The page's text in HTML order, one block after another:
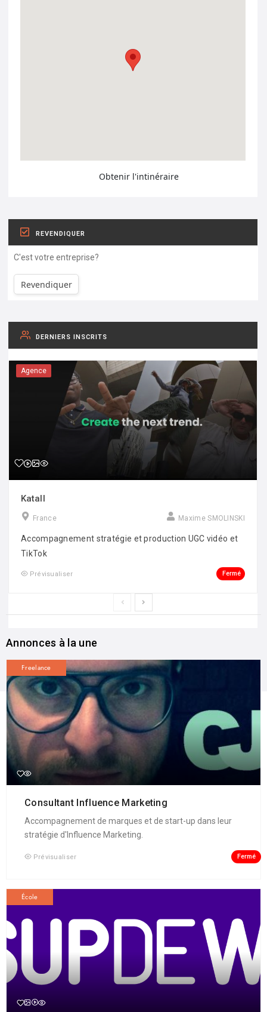
Obtenir l'intinéraire
REVENDIQUER
C'est votre entreprise?
Revendiquer
DERNIERS INSCRITS
Agence
Katall
France Maxime SMOLINSKI
Accompagnement stratégie et production UGC vidéo et
TikTok
Prévisualiser Fermé
Annonces à la une
Freelance
Consultant Influence Marketing
Accompagnement de marques et de start-up dans leur
stratégie d'Influence Marketing.
Prévisualiser Fermé
École